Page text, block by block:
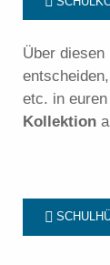
Über diesen
etc. in euren
Kollektion